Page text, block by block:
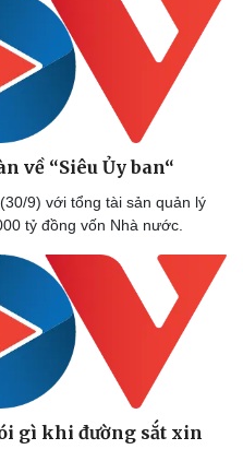
về “Siêu Ủy ban“
9) với tổng tài sản quản lý
tỷ đồng vốn Nhà nước.
gì khi đường sắt xin